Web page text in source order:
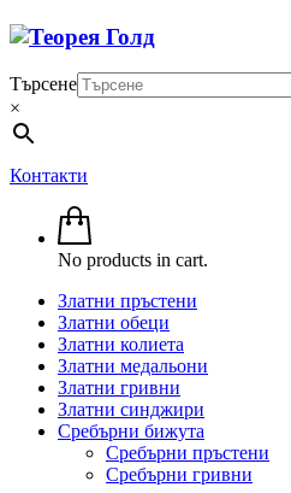
Търсене
×
Контакти
No products in cart.
Златни пръстени
Златни обеци
Златни колиета
Златни медальони
Златни гривни
Златни синджири
Сребърни бижута
Сребърни пръстени
Сребърни гривни